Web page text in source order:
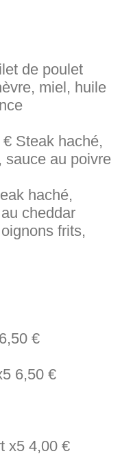
de poulet
miel, huile
Steak haché,
sauce au poivre
haché,
cheddar
frits,
€
6,50 €
x5 4,00 €